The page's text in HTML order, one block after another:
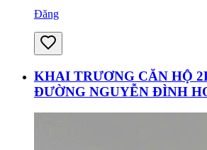
Đăng
KHAI TRƯƠNG CĂN HỘ
ĐƯỜNG NGUYỄN ĐÌNH